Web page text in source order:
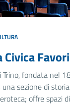
Trino, fondata nel
sezione di
offre spazi